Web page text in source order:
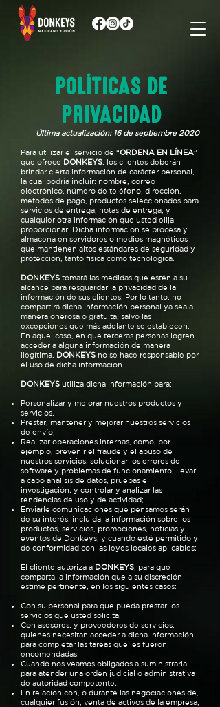
Última actualización: 16 de septiembre 2020
Para utilizar el servicio de “ORDENA EN LÍNEA”
que ofrece DONKEYS , los clientes deberán
brindar cierta información de carácter personal,
la cual podría incluir: nombre, correo
electrónico, número de teléfono, dirección,
métodos de pago, productos seleccionados para
servicios de entrega, notas de entrega, y
cualquier otra información que usted elija
proporcionar. Dicha información se procesa y
almacena en servidores o medios magnéticos
que mantienen altos estándares de seguridad y
protección, tanto física como tecnológica.
DONKEYS tomará las medidas que estén a su
alcance para resguardar la privacidad de la
información de sus clientes. Por lo tanto, no
compartirá dicha información personal ya sea a
manera onerosa o gratuita, salvo las
excepciones que más adelante se establecen.
En aquel caso, en que terceras personas logren
acceder a alguna información de manera
ilegítima, DONKEYS no se hace responsable por
el uso de dicha información.
DONKEYS utiliza dicha información para:
Personalizar y mejorar nuestros productos y
servicios.
Prestar, mantener y mejorar nuestros servicios
de envío;
Realizar operaciones internas, como, por
ejemplo, prevenir el fraude y el abuso de
nuestros servicios; solucionar los errores de
software y problemas de funcionamiento; llevar
a cabo análisis de datos, pruebas e
investigación; y controlar y analizar las
tendencias de uso y de actividad;
Enviarle comunicaciones que pensamos serán
de su interés, incluida la información sobre los
productos, servicios, promociones, noticias y
eventos de Donkeys, y cuando esté permitido y
de conformidad con las leyes locales aplicables;
El cliente autoriza a DONKEYS , para que
comparta la información que a su discreción
estime pertinente, en los siguientes casos:
Con su personal para que pueda prestar los
servicios que usted solicita;
Con asesores, y proveedores de servicios,
quienes necesitan acceder a dicha información
para completar las tareas que les fueron
encomendadas;
Cuando nos veamos obligados a suministrarla
para atender una orden judicial o administrativa
de autoridad competente;
En relación con, o durante las negociaciones de,
cualquier fusión, venta de activos de la empresa,
POLÍTICAS DE
PRIVACIDAD